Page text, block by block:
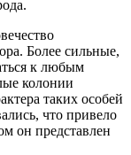
Более сильные,
к любым
колонии
таких особей
что привело
он представлен